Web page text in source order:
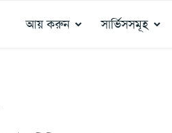
আয় করুন সার্ভিসসমূহ